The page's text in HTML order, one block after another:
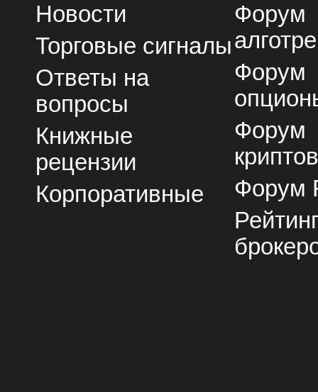
Новости
Торговые сигналы
Ответы на
вопросы
Книжные
рецензии
Корпоративные
Форум
Форум
Форум
Форум